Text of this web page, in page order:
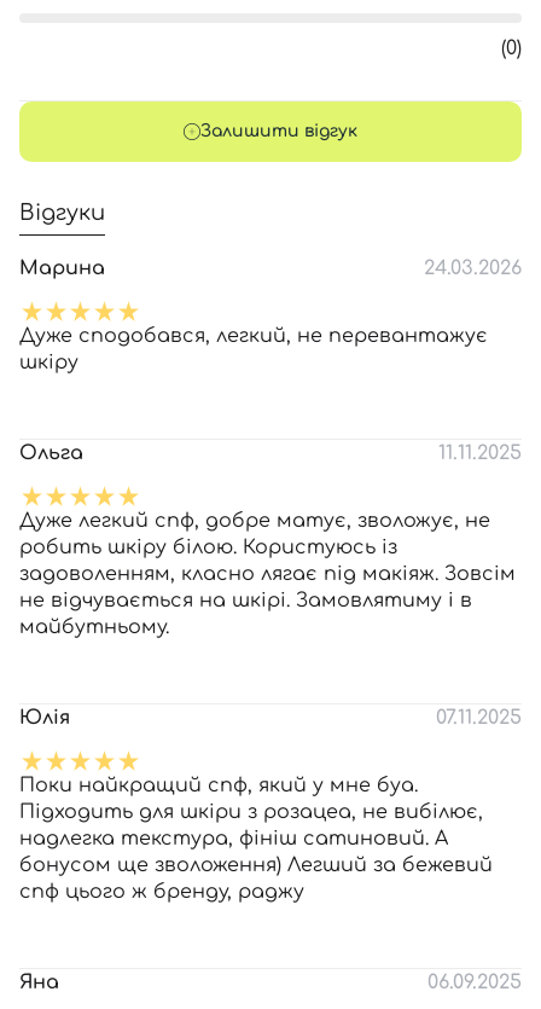
(0)
Залишити відгук
Відгуки
Марина 24.03.2026
Дуже сподобався, легкий, не перевантажує
шкіру
Ольга 11.11.2025
Дуже легкий спф, добре матує, зволожує, не
робить шкіру білою. Користуюсь із
задоволенням, класно лягає під макіяж. Зовсім
не відчувається на шкірі. Замовлятиму і в
майбутньому.
Юлія 07.11.2025
Поки найкращий спф, який у мне буа.
Підходить для шкіри з розацеа, не вибілює,
надлегка текстура, фініш сатиновий. А
бонусом ще зволоження) Легший за бежевий
спф цього ж бренду, раджу
Яна 06.09.2025